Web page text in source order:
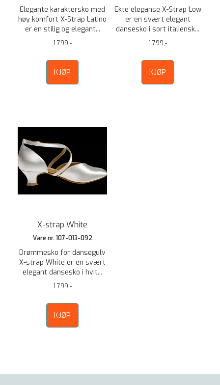
Elegante karaktersko med
høy komfort X-Strap Latino
er en stilig og elegant...
1.799,-
KJØP
Ekte eleganse X-Strap Low
er en svært elegant
dansesko i sort italiensk...
1.799,-
KJØP
X-strap White
Vare nr. 107-013-092
Drømmesko for dansegulv
X-strap White er en svært
elegant dansesko i hvit...
1.799,-
KJØP